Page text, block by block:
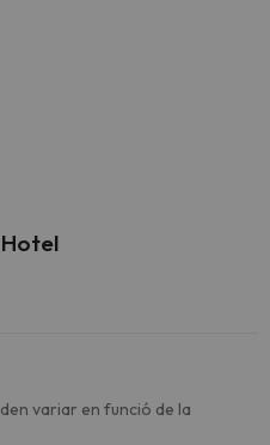
variar en funció de la